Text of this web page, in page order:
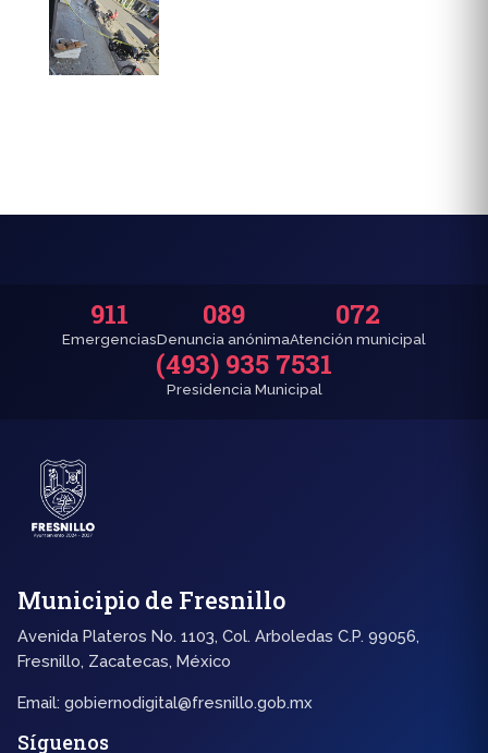
911
Emergencias
089
Denuncia anónima
072
Atención municipal
(493) 935 7531
Presidencia Municipal
Municipio de Fresnillo
Avenida Plateros No. 1103, Col. Arboledas C.P. 99056,
Fresnillo, Zacatecas, México
Email: gobiernodigital@fresnillo.gob.mx
Síguenos